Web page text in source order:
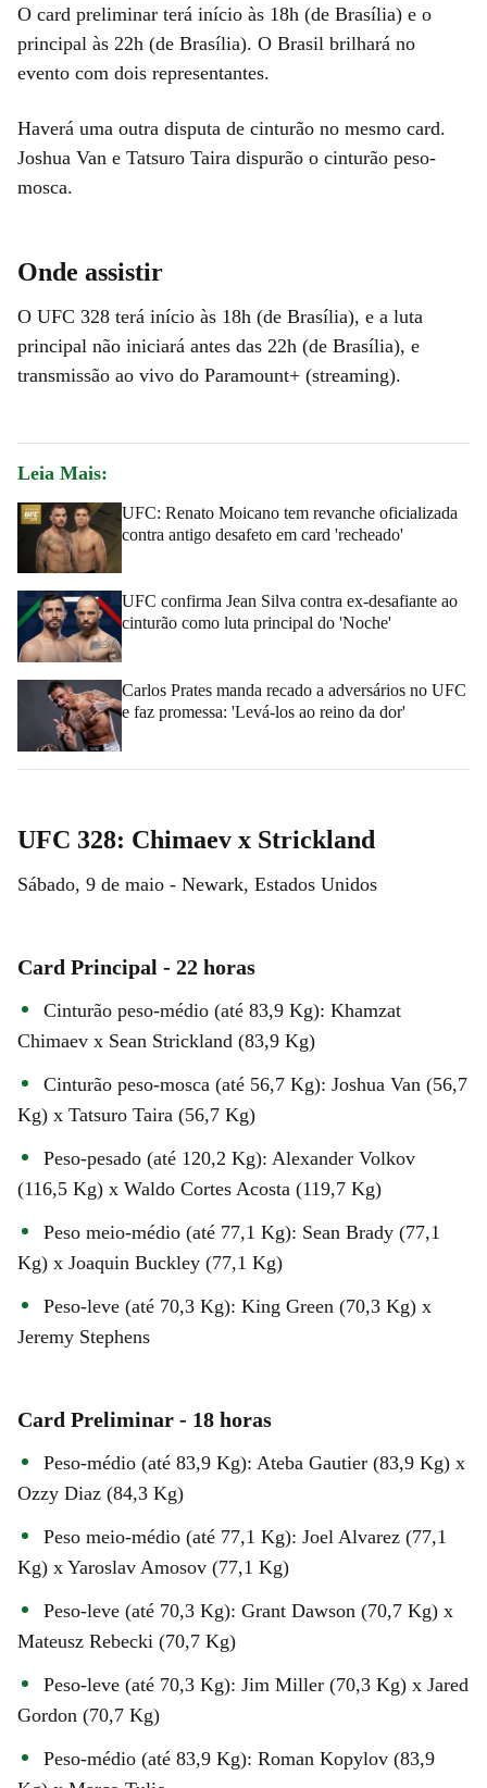
O card preliminar terá início às 18h (de Brasília) e o
principal às 22h (de Brasília). O Brasil brilhará no
evento com dois representantes.
Haverá uma outra disputa de cinturão no mesmo card.
Joshua Van e Tatsuro Taira dispurão o cinturão peso-
mosca.
Onde assistir
O UFC 328 terá início às 18h (de Brasília), e a luta
principal não iniciará antes das 22h (de Brasília), e
transmissão ao vivo do Paramount+ (streaming).
Leia Mais:
UFC: Renato Moicano tem revanche oficializada
contra antigo desafeto em card 'recheado'
UFC confirma Jean Silva contra ex-desafiante ao
cinturão como luta principal do 'Noche'
Carlos Prates manda recado a adversários no UFC
e faz promessa: 'Levá-los ao reino da dor'
UFC 328: Chimaev x Strickland
Sábado, 9 de maio - Newark, Estados Unidos
Card Principal - 22 horas
Cinturão peso-médio (até 83,9 Kg): Khamzat
Chimaev x Sean Strickland (83,9 Kg)
Cinturão peso-mosca (até 56,7 Kg): Joshua Van (56,7
Kg) x Tatsuro Taira (56,7 Kg)
Peso-pesado (até 120,2 Kg): Alexander Volkov
(116,5 Kg) x Waldo Cortes Acosta (119,7 Kg)
Peso meio-médio (até 77,1 Kg): Sean Brady (77,1
Kg) x Joaquin Buckley (77,1 Kg)
Peso-leve (até 70,3 Kg): King Green (70,3 Kg) x
Jeremy Stephens
Card Preliminar - 18 horas
Peso-médio (até 83,9 Kg): Ateba Gautier (83,9 Kg) x
Ozzy Diaz (84,3 Kg)
Peso meio-médio (até 77,1 Kg): Joel Alvarez (77,1
Kg) x Yaroslav Amosov (77,1 Kg)
Peso-leve (até 70,3 Kg): Grant Dawson (70,7 Kg) x
Mateusz Rebecki (70,7 Kg)
Peso-leve (até 70,3 Kg): Jim Miller (70,3 Kg) x Jared
Gordon (70,7 Kg)
Peso-médio (até 83,9 Kg): Roman Kopylov (83,9